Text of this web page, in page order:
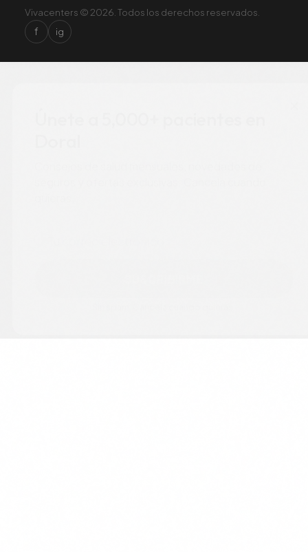
Vivacenters © 2026. Todos los derechos reservados.
f ig